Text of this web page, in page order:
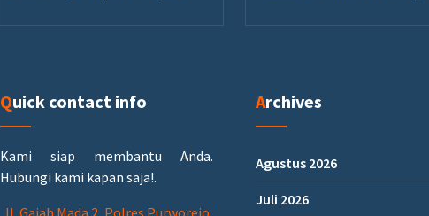
Quick contact info
Kami siap membantu Anda.
Hubungi kami kapan saja!.
Archives
Agustus 2026
Juli 2026